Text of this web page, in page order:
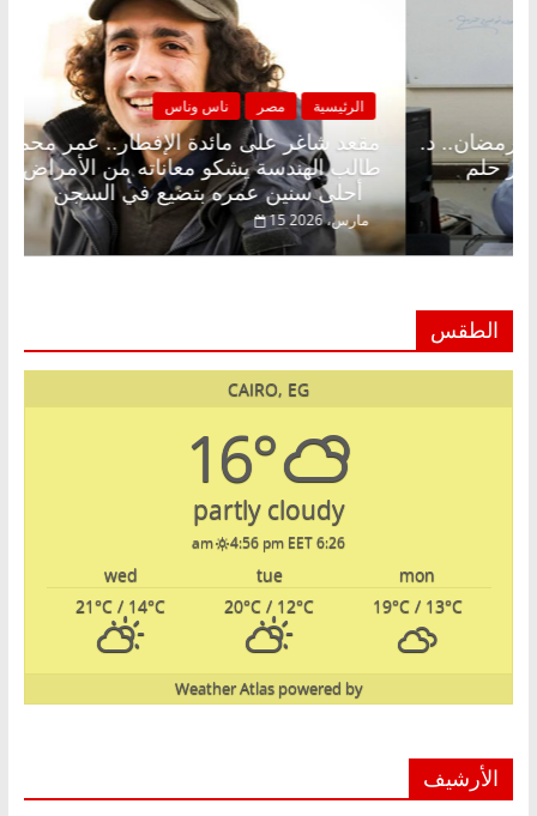
الرئيسية
مقعد
طالب
أحلى سنين عمره بتضيع في السجن
15 مارس، 2026
ناس وناس
شاغر على الإفطار وبلكونة بلا زينة رمضان.. د.
فاروق خبير اقتصادي في انتظار حلم
الطقس
CAIRO, EG
16°
partly cloudy
6:26 am
4:56 pm EET
mon
tue
wed
19°C/ 13°C
20°C / 12°C
21°C / 14°C
powered by
Weather Atlas
الأرشيف